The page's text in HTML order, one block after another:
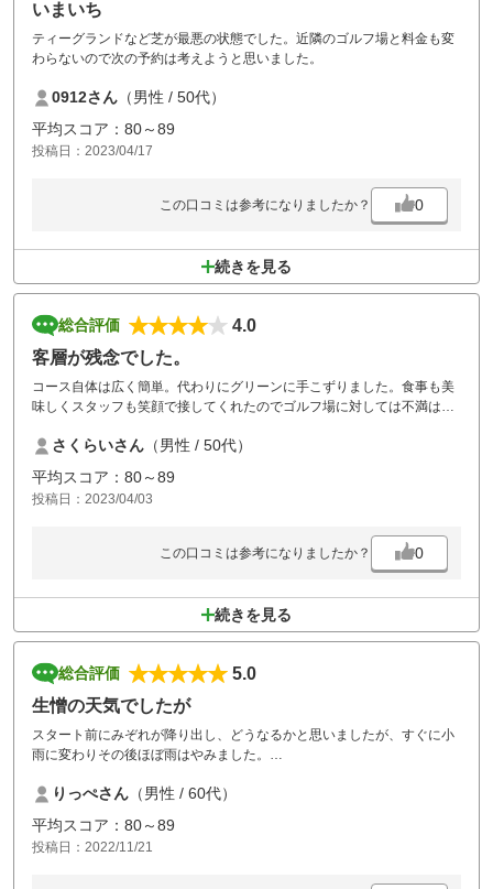
いまいち
ティーグランドなど芝が最悪の状態でした。近隣のゴルフ場と料金も変
わらないので次の予約は考えようと思いました。
0912さん （男性 / 50代）
平均スコア：80～89
投稿日：2023/04/17
この口コミは参考になりましたか？ 0
続きを見る
総合評価
4.0
客層が残念でした。
コース自体は広く簡単。代わりにグリーンに手こずりました。食事も美
味しくスタッフも笑顔で接してくれたのでゴルフ場に対しては不満はあ
最近、若い方が増えてきておりマナーがイマイチ（全員ではありませ
ん）ですが、ラウンドを重ねる毎に覚えていくものと考えてます。
しかし中高年でマナーがなっていない方もおり非常に残念に思います。
多くは書きませんが後ろから見ていて悲しくなるような行為をされる中
若者は中高年を見て真似します。人に見られているという意識とプレー
さくらいさん （男性 / 50代）
平均スコア：80～89
投稿日：2023/04/03
この口コミは参考になりましたか？ 0
続きを見る
総合評価
5.0
生憎の天気でしたが
スタート前にみぞれが降り出し、どうなるかと思いましたが、すぐに小
雨に変わりその後ほぼ雨はやみました。
思います。
プレー代も安価で昼食もまずまずでした。
とても楽しくプレーできました。
また来シーズンも宜しくお願いします。
りっぺさん （男性 / 60代）
平均スコア：80～89
投稿日：2022/11/21